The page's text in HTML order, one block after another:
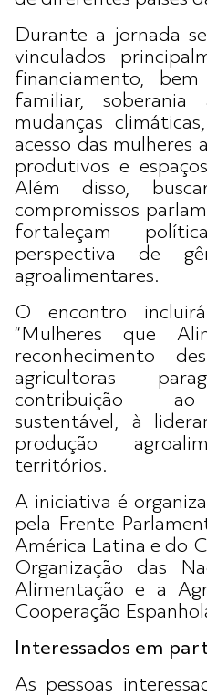
Durante a jornada
vinculados
financiamento,
familiar, soberania
mudanças
acesso das mulheres
produtivos e
Além disso,
compromissos
fortaleçam
perspectiva de
agroalimentares.
O encontro
“Mulheres que
reconhecimento
agricultoras
contribuição ao
sustentável, à
produção
territórios.
A iniciativa é
pela Frente
América Latina e do
Organização das
Alimentação e a
Cooperação
Interessados em
As pessoas